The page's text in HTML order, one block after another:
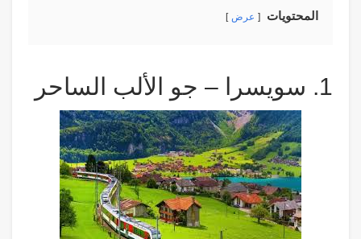
المحتويات عرض
1. سويسرا – جو الألب الساحر